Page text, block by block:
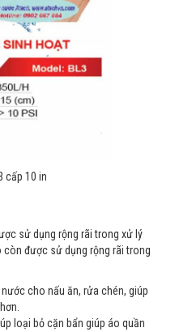
cấp 10 in
sử dụng rộng rãi trong xử lý
còn được sử dụng rộng rãi trong
cho nấu ăn, rửa chén, giúp
loại bỏ cặn bẩn giúp áo quần